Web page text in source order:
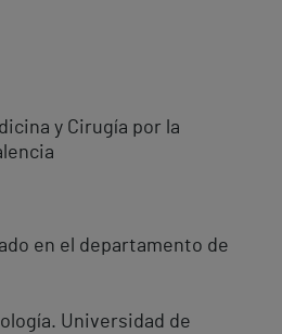
y Cirugía por la
en el departamento de
Universidad de